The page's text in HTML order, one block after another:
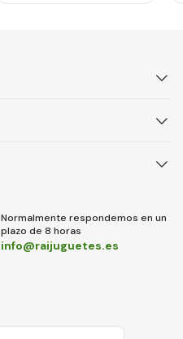
Normalmente respondemos en un
plazo de 8 horas
info@raijuguetes.es